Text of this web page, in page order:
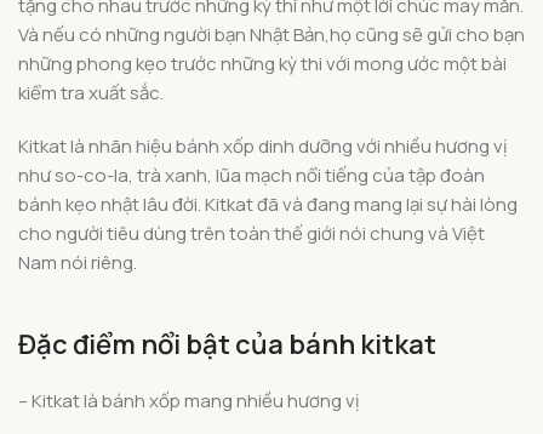
tặng cho nhau trước những kỳ thi như một lời chúc may mắn.
Và nếu có những người bạn Nhật Bản,họ cũng sẽ gửi cho bạn
những phong kẹo trước những kỳ thi với mong ước một bài
kiểm tra xuất sắc.
Kitkat là nhãn hiệu bánh xốp dinh dưỡng với nhiều hương vị
như so-co-la, trà xanh, lũa mạch nổi tiếng của tập đoàn
bánh kẹo nhật lâu đời. Kitkat đã và đang mang lại sự hài lòng
cho người tiêu dùng trên toàn thế giới nói chung và Việt
Nam nói riêng.
Đặc điểm nổi bật của bánh kitkat
– Kitkat là bánh xốp mang nhiều hương vị